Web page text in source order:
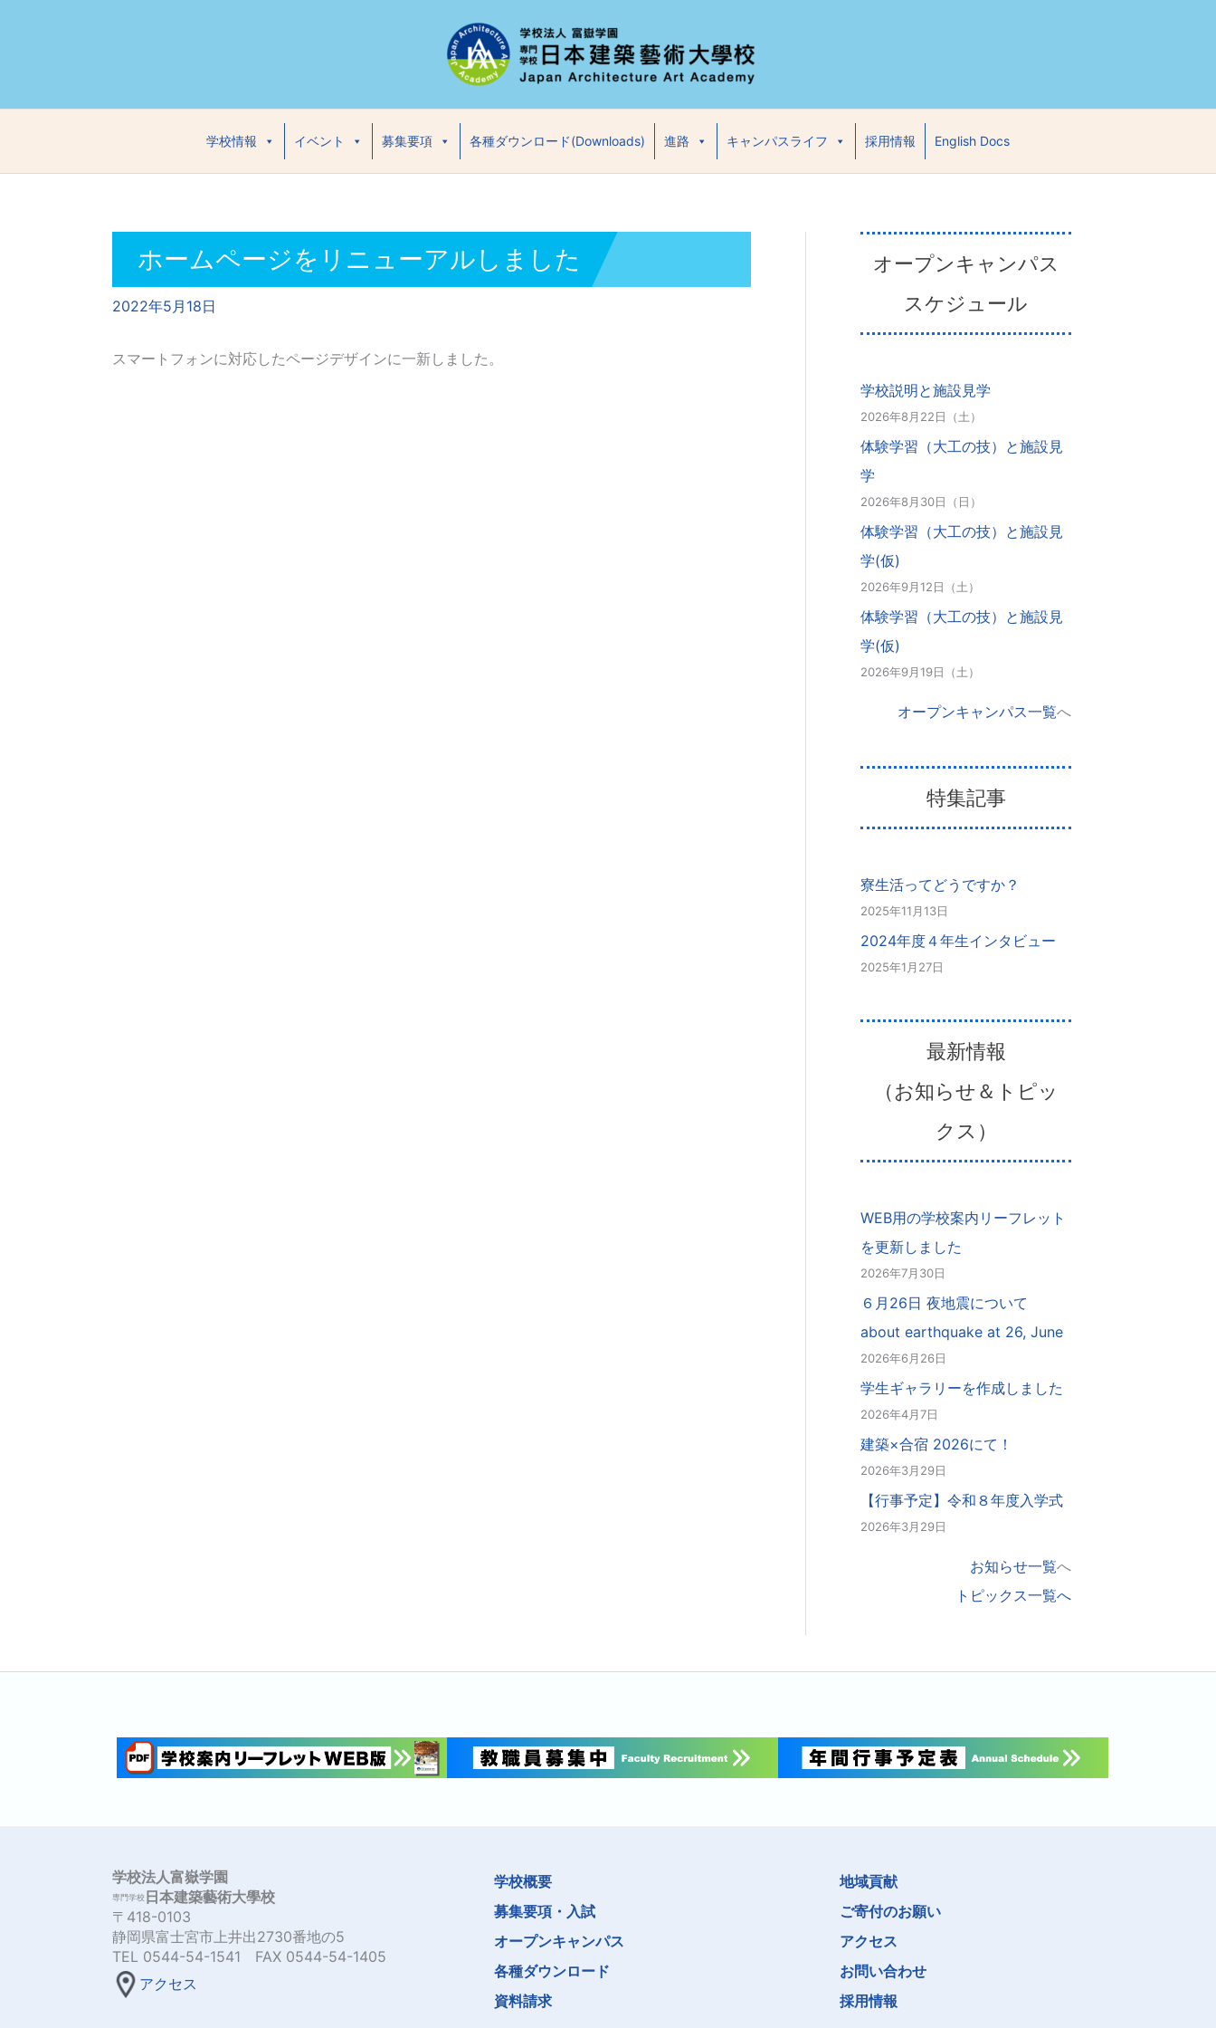
キ
学校情報 イベント 募集要項 各種ダウンロード(Downloads) 進路 キャンパスライフ 採用情報 English Docs
ホームページをリニューアルしました
2022年5月18日
スマートフォンに対応したページデザインに一新しました。
オープンキャンパス
スケジュール
学校説明と施設見学
2026年8月22日（土）
体験学習（大工の技）と施設見
学
2026年8月30日（日）
体験学習（大工の技）と施設見
学(仮)
2026年9月12日（土）
体験学習（大工の技）と施設見
学(仮)
2026年9月19日（土）
オープンキャンパス一覧へ
特集記事
寮生活ってどうですか？
2025年11月13日
2024年度４年生インタビュー
2025年1月27日
最新情報
（お知らせ＆トピッ
クス）
WEB用の学校案内リーフレット
を更新しました
2026年7月30日
６月26日 夜地震について
about earthquake at 26, June
2026年6月26日
学生ギャラリーを作成しました
2026年4月7日
建築×合宿 2026にて！
2026年3月29日
【行事予定】令和８年度入学式
2026年3月29日
お知らせ一覧へ
トピックス一覧へ
学校法人富嶽学園
専門学校日本建築藝術大學校
〒418-0103
静岡県富士宮市上井出2730番地の5
TEL 0544-54-1541 FAX 0544-54-1405
アクセス
学校概要
募集要項・入試
オープンキャンパス
各種ダウンロード
資料請求
地域貢献
ご寄付のお願い
アクセス
お問い合わせ
採用情報